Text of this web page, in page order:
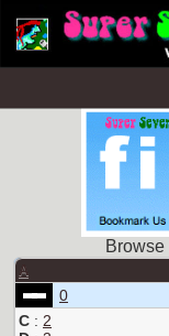
A
0
C : 2